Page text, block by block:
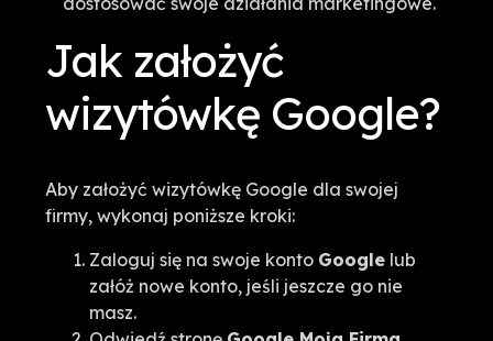
Jak założyć
wizytówkę Google?
Aby założyć wizytówkę Google dla swojej
firmy, wykonaj poniższe kroki:
Zaloguj się na swoje konto Googlelub
załóż nowe konto, jeśli jeszcze go nie
masz.